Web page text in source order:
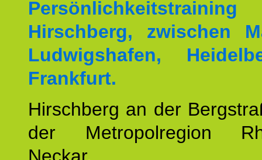
Hirschberg, zwischen
Ludwigshafen,
Frankfurt.
Hirschberg an der
der Metropolregion